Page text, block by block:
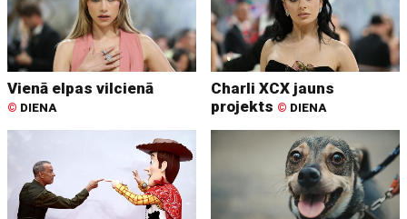
Vienā elpas vilcienā
© DIENA
Charli XCX jauns
projekts © DIENA